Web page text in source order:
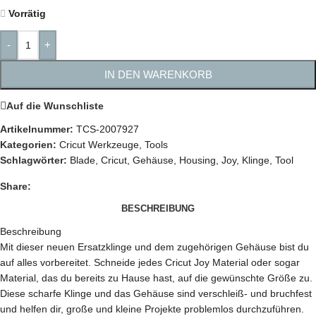
Vorrätig
- +
IN DEN WARENKORB
Auf die Wunschliste
Artikelnummer: TCS-2007927
Kategorien: Cricut Werkzeuge, Tools
Schlagwörter: Blade, Cricut, Gehäuse, Housing, Joy, Klinge, Tool
Share:
BESCHREIBUNG
Beschreibung
Mit dieser neuen Ersatzklinge und dem zugehörigen Gehäuse bist du
auf alles vorbereitet. Schneide jedes Cricut Joy Material oder sogar
Material, das du bereits zu Hause hast, auf die gewünschte Größe zu.
Diese scharfe Klinge und das Gehäuse sind verschleiß- und bruchfest
und helfen dir, große und kleine Projekte problemlos durchzuführen.